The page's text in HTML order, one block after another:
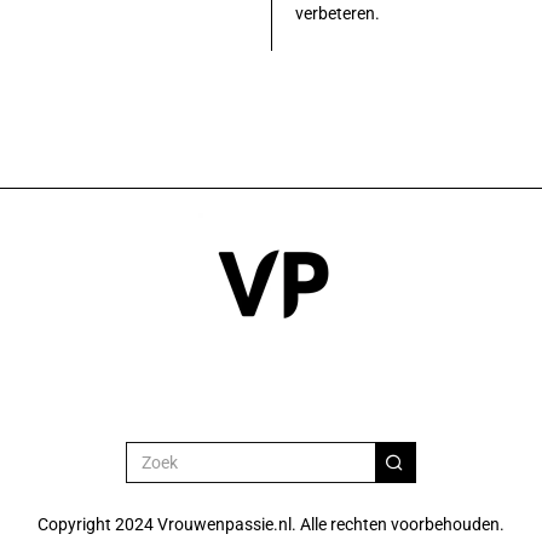
verbeteren.
Copyright 2024 Vrouwenpassie.nl. Alle rechten voorbehouden.